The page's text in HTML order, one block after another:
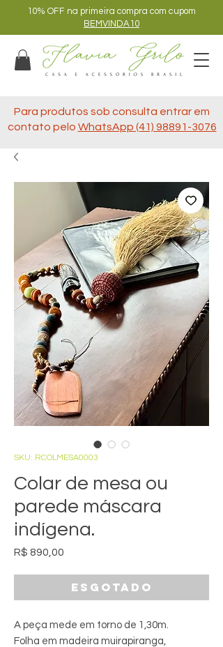
10% OFF na primeira compra com cupom
BEMVINDA10
Para produtos sob consulta entrar em
contato pelo WhatsApp (41) 98891-3076
SKU: RCOLMESA0003
Colar de mesa ou
parede máscara
indígena.
R$ 890,00
Esgotado
A peça mede em torno de 1,30m.
Folha em madeira muirapiranga,